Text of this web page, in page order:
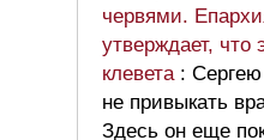
червями.
утверждает, что
клевета : Сергею
не привыкать
Здесь он еще